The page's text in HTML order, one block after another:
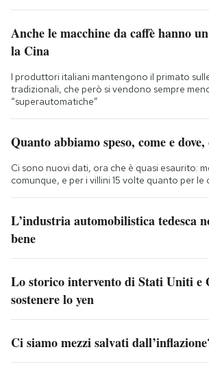
Anche le macchine da caffè hanno
la Cina
I produttori italiani mantengono il primato
tradizionali, che però si vendono sempre
“superautomatiche”
Quanto abbiamo speso, come e
Ci sono nuovi dati, ora che è quasi esaurito:
comunque, e per i villini 15 volte quanto per le
L’industria automobilistica tedesca
bene
Lo storico intervento di Stati Uniti e
sostenere lo yen
Ci siamo mezzi salvati